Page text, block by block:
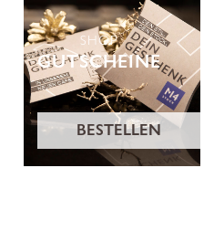
SHOP
GUTSCHEINE
BESTELLEN